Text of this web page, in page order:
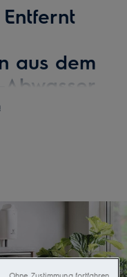
aus dem
45
die sich im
von
werden. Jetzt